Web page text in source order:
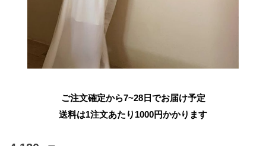
ご注文確定から7~28日でお届け予定
送料は1注文あたり 1000円かかります